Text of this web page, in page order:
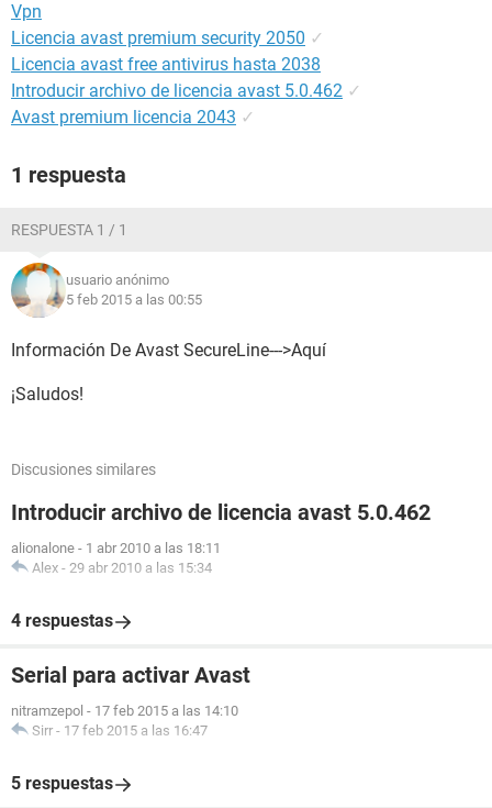
Vpn
Licencia avast premium security 2050 ✓
Licencia avast free antivirus hasta 2038
Introducir archivo de licencia avast 5.0.462 ✓
Avast premium licencia 2043 ✓
1 respuesta
RESPUESTA 1 / 1
usuario anónimo
5 feb 2015 a las 00:55
Información De Avast SecureLine--->Aquí
¡Saludos!
Discusiones similares
Introducir archivo de licencia avast 5.0.462
alionalone - 1 abr 2010 a las 18:11
Alex - 29 abr 2010 a las 15:34
4 respuestas
Serial para activar Avast
nitramzepol - 17 feb 2015 a las 14:10
Sirr - 17 feb 2015 a las 16:47
5 respuestas